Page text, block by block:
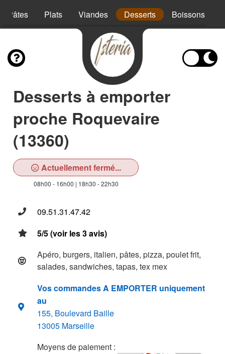
Pâtes Plats Viandes Desserts Boissons
Desserts à emporter
proche Roquevaire
(13360)
Actuellement fermé...
08h00 - 16h00 | 18h30 - 22h30
09.51.31.47.42
5/5 (voir les 3 avis)
Apéro, burgers, italien, pâtes, pizza, poulet frit,
salades, sandwiches, tapas, tex mex
Vos commandes A EMPORTER uniquement
au
155, Boulevard Baille
13005 Marseille
Moyens de paiement :